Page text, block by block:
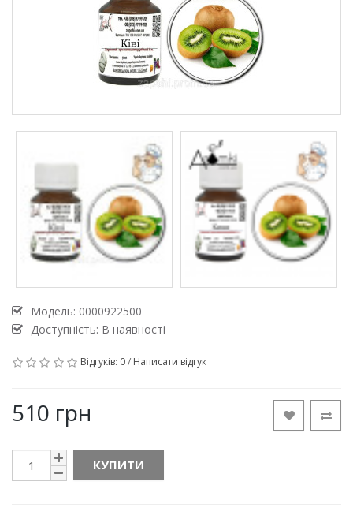
Модель: 0000922500
Доступність: В наявності
Відгуків: 0/ Написати відгук
510 грн
КУПИТИ